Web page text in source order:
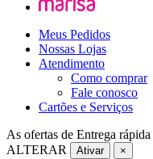
Meus Pedidos
Nossas Lojas
Atendimento
Como comprar
Fale conosco
Cartões e Serviços
As ofertas de Entrega rápida
ALTERAR
Ativar ×